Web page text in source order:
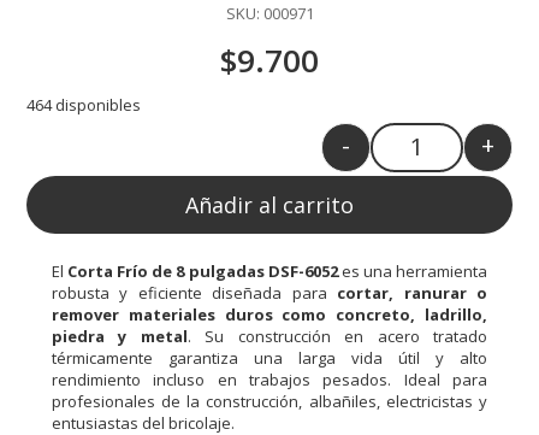
SKU: 000971
$9.700
464 disponibles
Quantity
- +
Añadir al carrito
El Corta Frío de 8 pulgadas DSF-6052es una herramienta
robusta y eficiente diseñada para cortar, ranurar o
remover materiales duros como concreto, ladrillo,
piedra y metal. Su construcción en acero tratado
térmicamente garantiza una larga vida útil y alto
rendimiento incluso en trabajos pesados. Ideal para
profesionales de la construcción, albañiles, electricistas y
entusiastas del bricolaje.